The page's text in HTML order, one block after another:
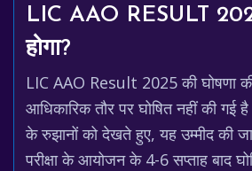
LIC AAO RESULT
होगा?
LIC AAO Result 2025 की घोषणा
आधिकारिक तौर पर घोषित नहीं की गई
के रुझानों को देखते हुए, यह उम्मीद की
परीक्षा के आयोजन के 4-6 सप्ताह बाद